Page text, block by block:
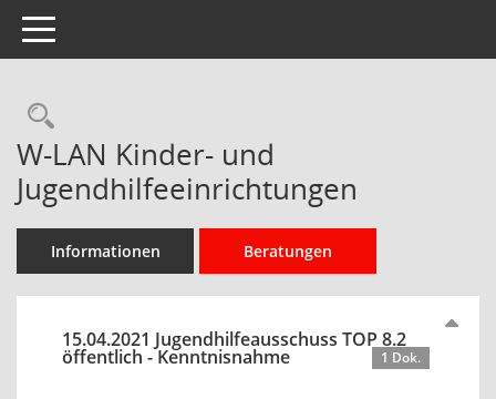
Toggle navigation
Rechercheauswahl
W-LAN Kinder- und
Jugendhilfeeinrichtungen
Informationen Beratungen
15.04.2021 Jugendhilfeausschuss TOP 8.2
öffentlich - Kenntnisnahme 1 Dok.